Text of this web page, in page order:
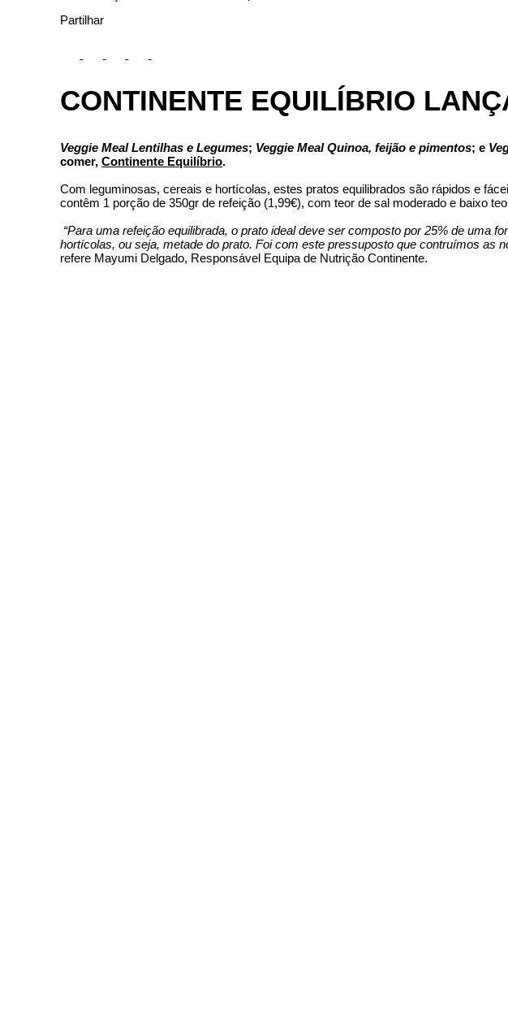
Partilhar
CONTINENTE EQUILÍBRIO
Veggie Meal Lentilhas e Legumes; Veggie Meal Quinoa, feijão e pimentos; e
comer,Continente Equilíbrio.
Com leguminosas, cereais e hortícolas, estes pratos equilibrados são rápidos e
contêm 1 porção de 350gr de refeição (1,99€), com teor de sal moderado e baixo
“Para uma refeição equilibrada, o prato ideal deve ser composto por 25% de uma
hortícolas, ou seja, metade do prato. Foi com este pressuposto que contruímos
refere Mayumi Delgado, Responsável Equipa de Nutrição Continente.